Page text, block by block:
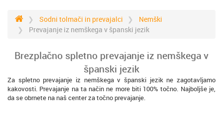
Sodni tolmači in prevajalci
Nemški
Prevajanje iz nemškega v španski jezik
Brezplačno spletno prevajanje iz nemškega v
španski jezik
Za spletno prevajanje iz nemškega v španski jezik ne zagotavljamo
kakovosti. Prevajanje na ta način ne more biti 100% točno. Najboljše je,
da se obrnete na naš center za točno prevajanje.